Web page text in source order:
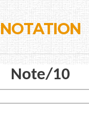
NOTATION